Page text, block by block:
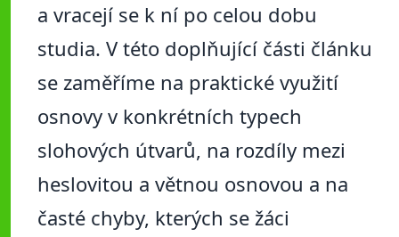
a vracejí se k ní po celou dobu
studia. V této doplňující části článku
se zaměříme na praktické využití
osnovy v konkrétních typech
slohových útvarů, na rozdíly mezi
heslovitou a větnou osnovou a na
časté chyby, kterých se žáci